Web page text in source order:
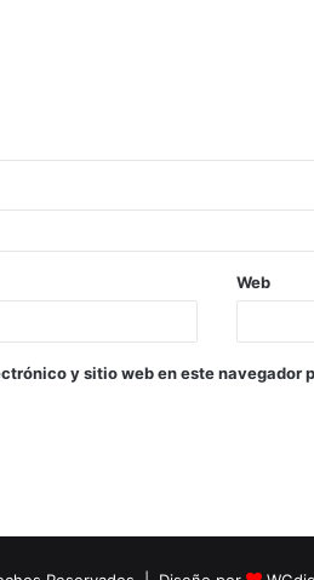
Web
y sitio web en este navegador